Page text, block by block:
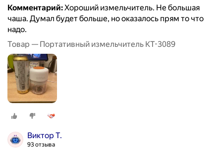
Комментарий:Хороший измельчитель. Не большая
чаша. Думал будет больше, но оказалось прям то что
надо.
Товар — Портативный измельчитель КТ-3089
Виктор Т.
93 отзыва